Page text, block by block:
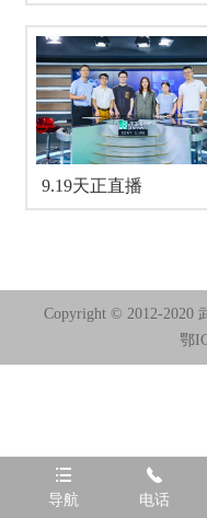

导航

电话
音乐谷X苏坦谷越野
9.19天正直播
Copyright © 2012-2020
鄂